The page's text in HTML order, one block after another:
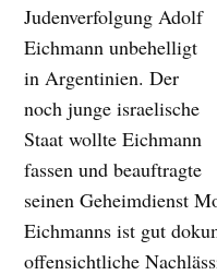
Judenverfolgung Adolf
Eichmann unbehelligt
in Argentinien. Der
noch junge israelische
Staat wollte Eichmann
fassen und beauftragte
seinen Geheimdienst
Eichmanns ist gut
offensichtliche